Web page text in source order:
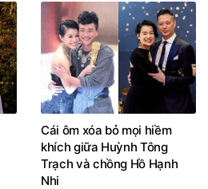
Cái ôm xóa bỏ mọi hiềm
khích giữa Huỳnh Tông
Trạch và chồng Hồ Hạnh
Nhi